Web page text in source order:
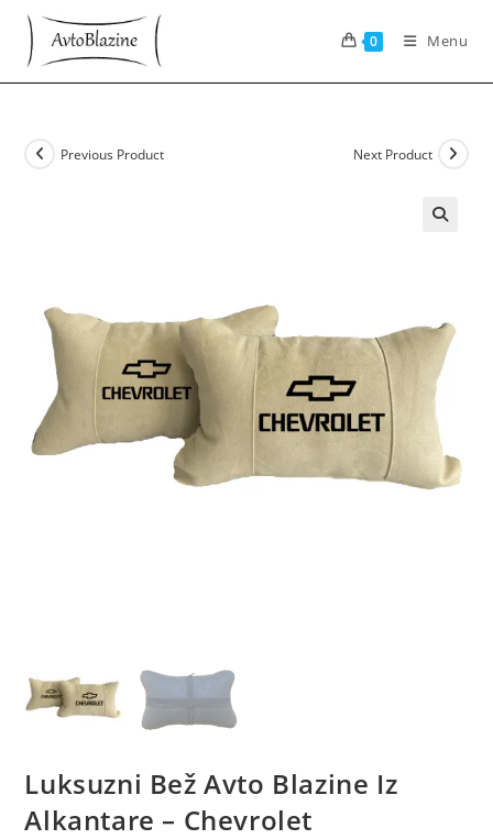
Skip
content
0 Menu
Previous Product Next Product
Luksuzni Bež Avto Blazine Iz
Alkantare – Chevrolet